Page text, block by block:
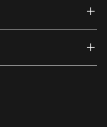
(external link)
(external link)
Youtube (external